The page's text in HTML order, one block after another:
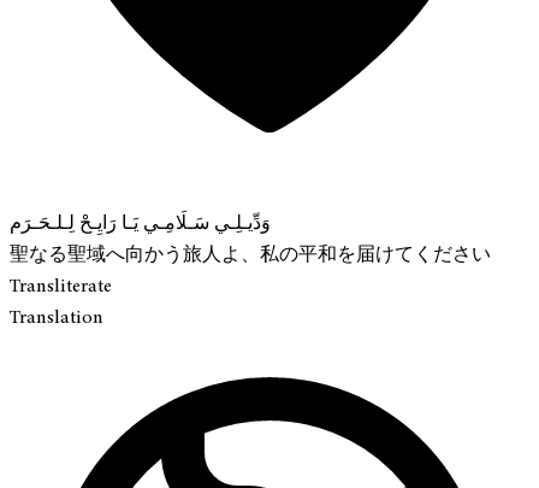
وَدِّيـلِـي سَـلَامِـي يَـا رَايِـحْ لِـلـحَـرَم
聖なる聖域へ向かう旅人よ、私の平和を届けてください
Transliterate
Translation